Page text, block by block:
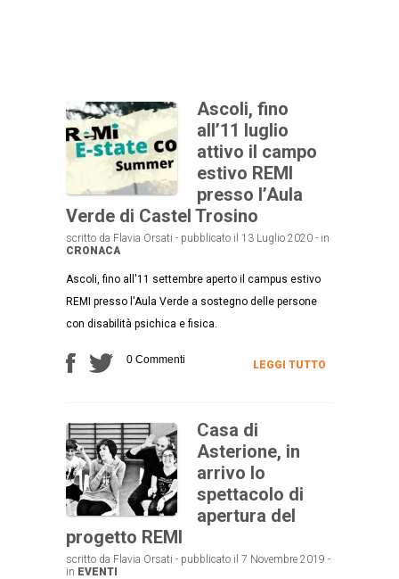
Ascoli, fino
all’11 luglio
attivo il campo
estivo REMI
presso l’Aula
Verde di Castel Trosino
scritto da Flavia Orsati - pubblicato il 13 Luglio 2020 - in
CRONACA
Ascoli, fino all'11 settembre aperto il campus estivo
REMI presso l'Aula Verde a sostegno delle persone
con disabilità psichica e fisica.
0 Commenti LEGGI TUTTO
Casa di
Asterione, in
arrivo lo
spettacolo di
apertura del
progetto REMI
scritto da Flavia Orsati - pubblicato il 7 Novembre 2019 -
in EVENTI